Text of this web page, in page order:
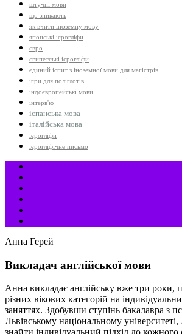
штучні мови
що зникають
як вчити іноземну мову
японські ієрогліфи
євро
єгипетські ієрогліфи
єдиний іспит з іноземної мови для магістрів
ігри для поліглотів
індоєвропейські мови
інтерв'ю
іспанська мова
італійська мова
ієрогліфи
ієрогліфічне письмо
Анна Герей
Викладач англійської мови
Анна викладає англійську вже три
різних вікових категорій на
заняттях. Здобувши ступінь бакалавра з
Львівському національному